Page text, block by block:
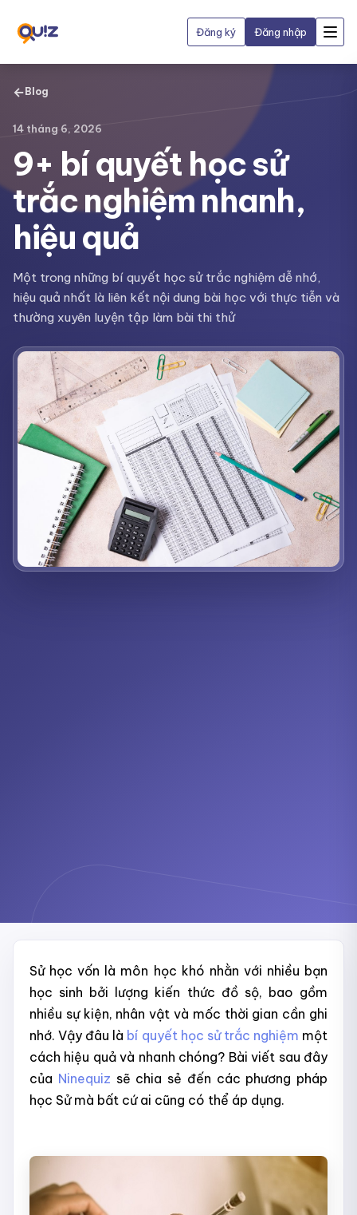
Đăng ký Đăng nhập
← Blog
14 tháng 6, 2026
9+ bí quyết học sử
trắc nghiệm nhanh,
hiệu quả
Một trong những bí quyết học sử trắc nghiệm dễ nhớ,
hiệu quả nhất là liên kết nội dung bài học với thực tiễn và
thường xuyên luyện tập làm bài thi thử
Sử học vốn là môn học khó nhằn với nhiều bạn
học sinh bởi lượng kiến thức đồ sộ, bao gồm
nhiều sự kiện, nhân vật và mốc thời gian cần ghi
nhớ. Vậy đâu là bí quyết học sử trắc nghiệm một
cách hiệu quả và nhanh chóng? Bài viết sau đây
của Ninequiz sẽ chia sẻ đến các phương pháp
học Sử mà bất cứ ai cũng có thể áp dụng.